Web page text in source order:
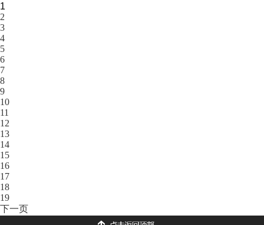
1
2
3
4
5
6
7
8
9
10
11
12
13
14
15
16
17
18
19
下一页